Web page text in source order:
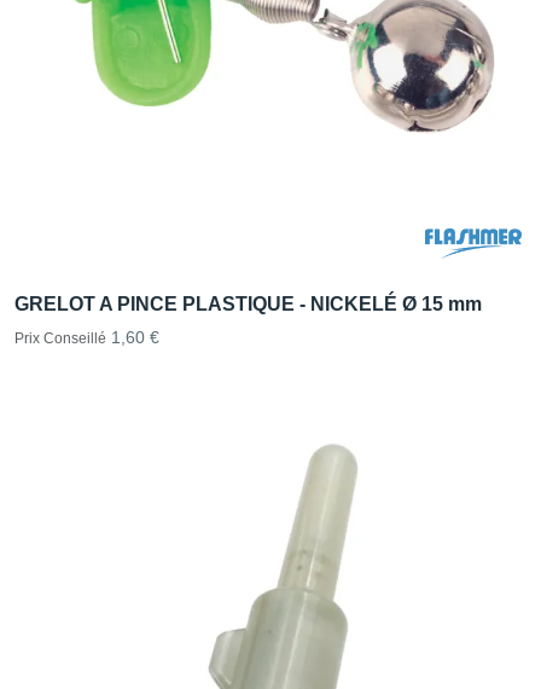
GRELOT A PINCE PLASTIQUE - NICKELÉ Ø 15 mm
Prix Conseillé 1,60 €